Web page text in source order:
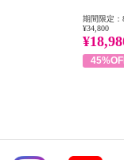
期間限定：
¥34,800